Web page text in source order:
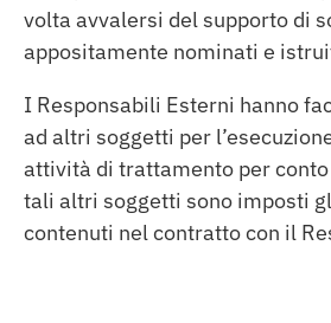
volta avvalersi del supporto di
appositamente nominati e
I Responsabili Esterni hanno
ad altri soggetti per
attività di trattamento per
tali altri soggetti sono imposti
contenuti nel contratto con il